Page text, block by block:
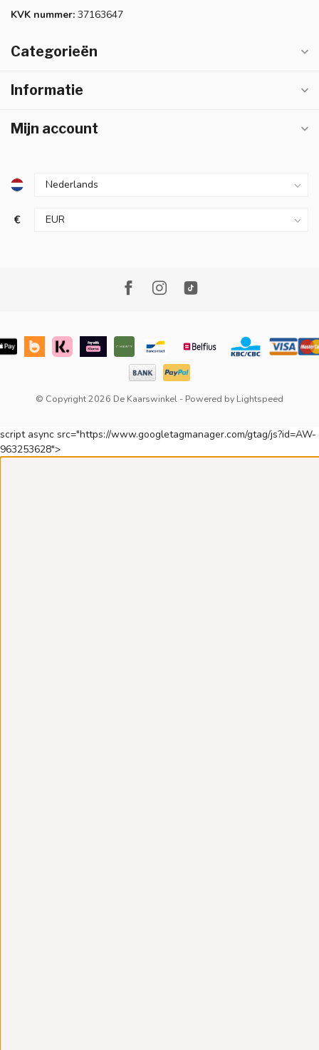
KVK nummer: 37163647
Categorieën
Informatie
Mijn account
€
© Copyright 2026 De Kaarswinkel - Powered by Lightspeed
script async src="https://www.googletagmanager.com/gtag/js?id=AW-
963253628">